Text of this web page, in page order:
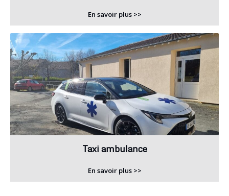
En savoir plus >>
Taxi ambulance
En savoir plus >>